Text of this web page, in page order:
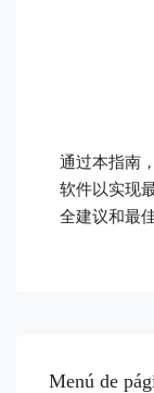
通过本指南
软件以实现
全建议和最
Menú de